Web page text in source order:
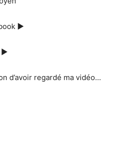
►
►
d’avoir regardé ma vidéo…